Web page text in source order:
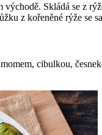
Skládá se z
z kořeněné rýže se
cibulkou,